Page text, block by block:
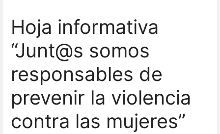
Hoja informativa
“Junt@s somos
responsables de
prevenir la violencia
contra las mujeres”